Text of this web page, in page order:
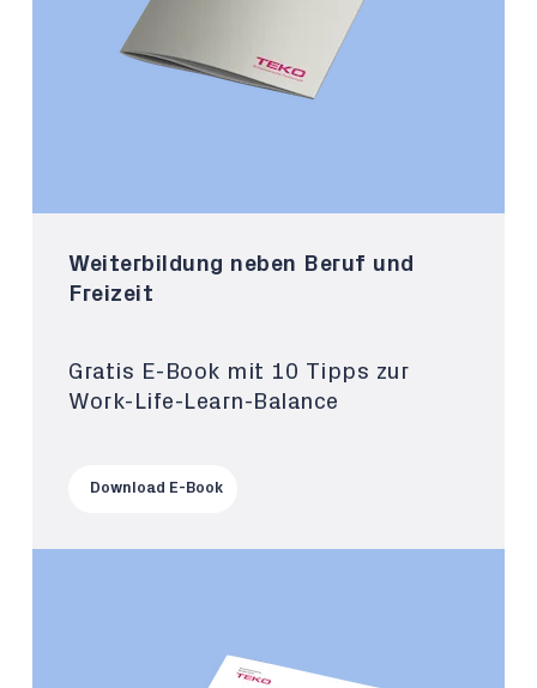
Weiterbildung neben Beruf und
Freizeit
Gratis E-Book mit 10 Tipps zur
Work-Life-Learn-Balance
Download E-Book